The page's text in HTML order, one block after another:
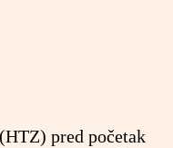
pred početak